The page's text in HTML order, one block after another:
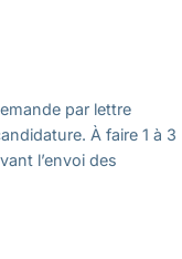
par lettre
À faire 1 à 3
l’envoi des